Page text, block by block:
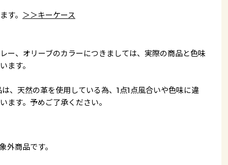
す。 ＞＞キーケース
ー、オリーブのカラーにつきましては、実際の商品と色味
ます。
、天然の革を使用している為、1点1点風合いや色味に違
ます。予めご了承ください。
外商品です。